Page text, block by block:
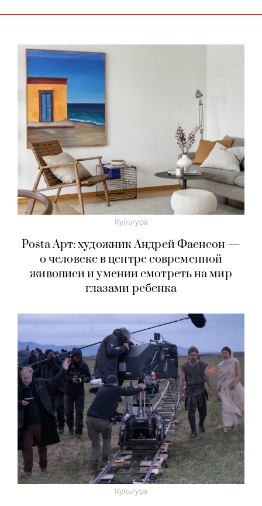
Культура
Posta Арт: художник Андрей Фаенсон —
о человеке в центре современной
живописи и умении смотреть на мир
глазами ребенка
Культура